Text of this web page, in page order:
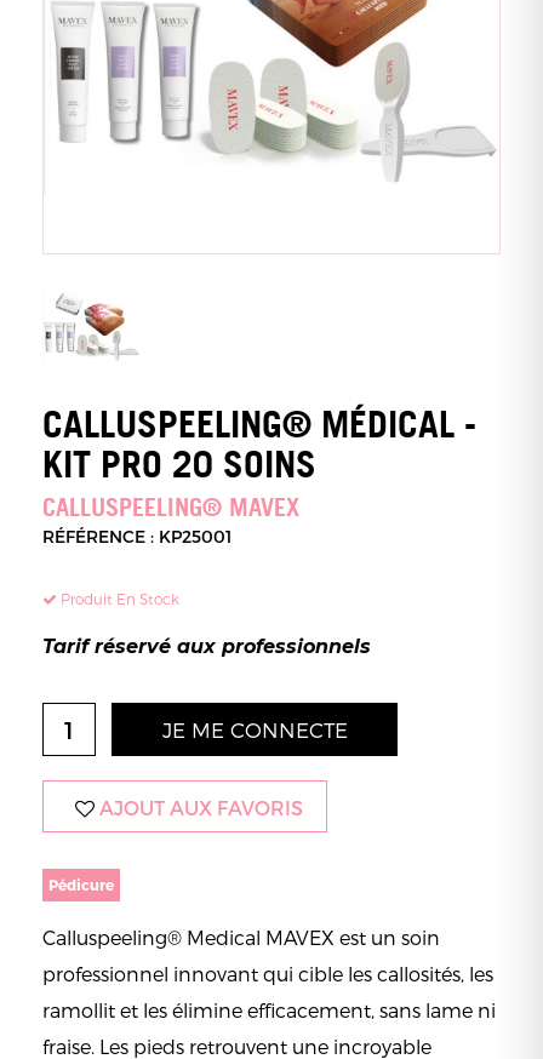
CALLUSPEELING® MÉDICAL -
KIT PRO 20 SOINS
CALLUSPEELING® MAVEX
RÉFÉRENCE : KP25001
Produit En Stock
Tarif réservé aux professionnels
JE ME CONNECTE
AJOUT AUX FAVORIS
Pédicure
Calluspeeling® Medical MAVEX est un soin
professionnel innovant qui cible les callosités, les
ramollit et les élimine efficacement, sans lame ni
fraise. Les pieds retrouvent une incroyable